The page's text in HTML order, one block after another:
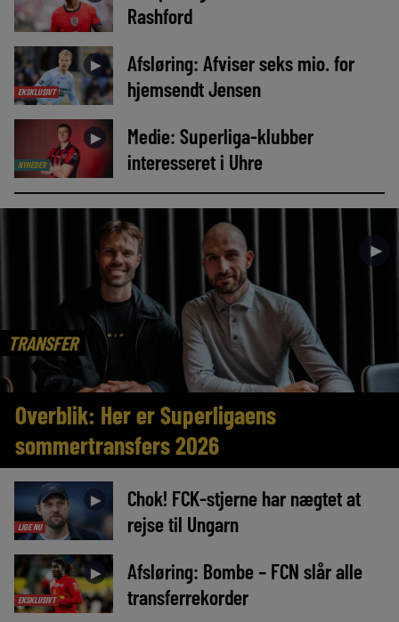
Rashford
EKSKLUSIVT
►
Afsløring: Afviser seks mio. for
hjemsendt Jensen
NYHEDER
►
Medie: Superliga-klubber
interesseret i Uhre
TRANSFER
►
Overblik: Her er Superligaens
sommertransfers 2026
LIGE NU
►
Chok! FCK-stjerne har nægtet at
rejse til Ungarn
EKSKLUSIVT
►
Afsløring: Bombe – FCN slår alle
transferrekorder